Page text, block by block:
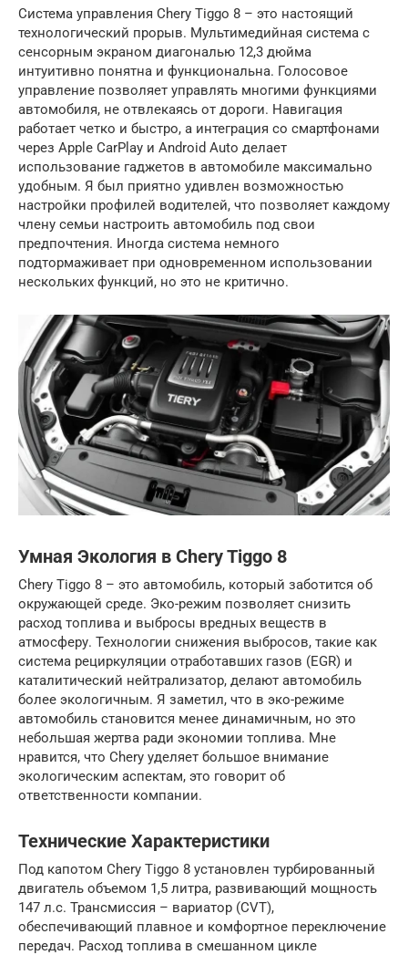
Система управления Chery Tiggo 8 – это настоящий
технологический прорыв. Мультимедийная система с
сенсорным экраном диагональю 12,3 дюйма
интуитивно понятна и функциональна. Голосовое
управление позволяет управлять многими функциями
автомобиля, не отвлекаясь от дороги. Навигация
работает четко и быстро, а интеграция со смартфонами
через Apple CarPlay и Android Auto делает
использование гаджетов в автомобиле максимально
удобным. Я был приятно удивлен возможностью
настройки профилей водителей, что позволяет каждому
члену семьи настроить автомобиль под свои
предпочтения. Иногда система немного
подтормаживает при одновременном использовании
нескольких функций, но это не критично.
Умная Экология в Chery Tiggo 8
Chery Tiggo 8 – это автомобиль, который заботится об
окружающей среде. Эко-режим позволяет снизить
расход топлива и выбросы вредных веществ в
атмосферу. Технологии снижения выбросов, такие как
система рециркуляции отработавших газов (EGR) и
каталитический нейтрализатор, делают автомобиль
более экологичным. Я заметил, что в эко-режиме
автомобиль становится менее динамичным, но это
небольшая жертва ради экономии топлива. Мне
нравится, что Chery уделяет большое внимание
экологическим аспектам, это говорит об
ответственности компании.
Технические Характеристики
Под капотом Chery Tiggo 8 установлен турбированный
двигатель объемом 1,5 литра, развивающий мощность
147 л.с. Трансмиссия – вариатор (CVT),
обеспечивающий плавное и комфортное переключение
передач. Расход топлива в смешанном цикле